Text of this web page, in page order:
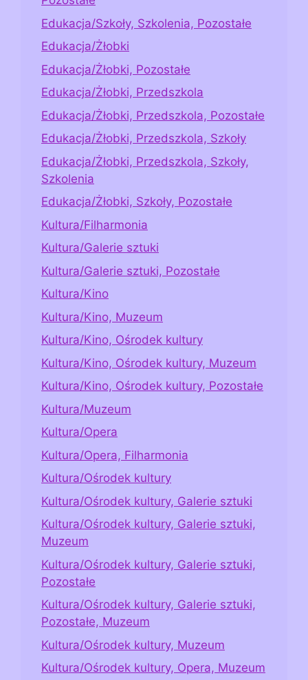
Edukacja/Szkoły, Szkolenia, Pozostałe
Edukacja/Żłobki
Edukacja/Żłobki, Pozostałe
Edukacja/Żłobki, Przedszkola
Edukacja/Żłobki, Przedszkola, Pozostałe
Edukacja/Żłobki, Przedszkola, Szkoły
Edukacja/Żłobki, Przedszkola, Szkoły,
Szkolenia
Edukacja/Żłobki, Szkoły, Pozostałe
Kultura/Filharmonia
Kultura/Galerie sztuki
Kultura/Galerie sztuki, Pozostałe
Kultura/Kino
Kultura/Kino, Muzeum
Kultura/Kino, Ośrodek kultury
Kultura/Kino, Ośrodek kultury, Muzeum
Kultura/Kino, Ośrodek kultury, Pozostałe
Kultura/Muzeum
Kultura/Opera
Kultura/Opera, Filharmonia
Kultura/Ośrodek kultury
Kultura/Ośrodek kultury, Galerie sztuki
Kultura/Ośrodek kultury, Galerie sztuki,
Muzeum
Kultura/Ośrodek kultury, Galerie sztuki,
Pozostałe
Kultura/Ośrodek kultury, Galerie sztuki,
Pozostałe, Muzeum
Kultura/Ośrodek kultury, Muzeum
Kultura/Ośrodek kultury, Opera, Muzeum